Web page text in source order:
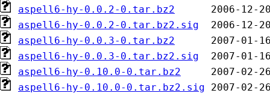
aspell6-hy-0.0.2-0.tar.bz2
aspell6-hy-0.0.2-0.tar.bz2.sig
aspell6-hy-0.0.3-0.tar.bz2
aspell6-hy-0.0.3-0.tar.bz2.sig
aspell6-hy-0.10.0-0.tar.bz2
aspell6-hy-0.10.0-0.tar.bz2.sig